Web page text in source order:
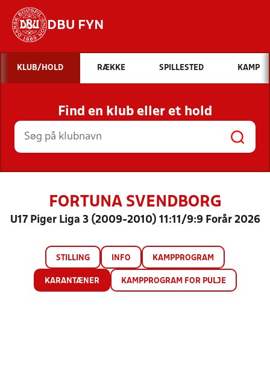
DBU FYN
Hvad vil du søge efter?
INDHOLD OG NYHEDER
STILLINGER, RESULTATER, KLUBBER OG
HOLD
KLUB/HOLD RÆKKE SPILLESTED KAMP
Find en klub eller et hold
FORTUNA SVENDBORG
U17 Piger Liga 3 (2009-2010) 11:11/9:9 Forår 2026
STILLING INFO KAMPPROGRAM
KARANTÆNER KAMPPROGRAM FOR PULJE